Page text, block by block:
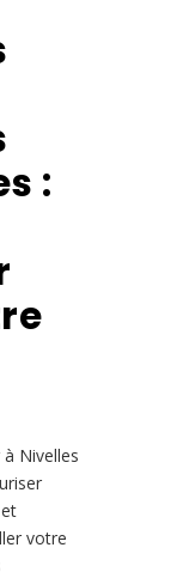
:
Nivelles
votre